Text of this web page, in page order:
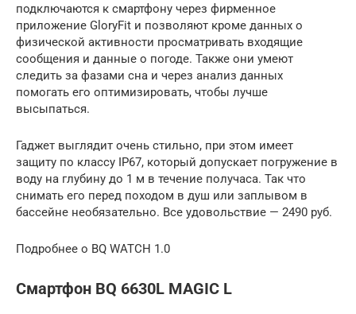
подключаются к смартфону через фирменное
приложение GloryFit и позволяют кроме данных о
физической активности просматривать входящие
сообщения и данные о погоде. Также они умеют
следить за фазами сна и через анализ данных
помогать его оптимизировать, чтобы лучше
высыпаться.
Гаджет выглядит очень стильно, при этом имеет
защиту по классу IP67, который допускает погружение в
воду на глубину до 1 м в течение получаса. Так что
снимать его перед походом в душ или заплывом в
бассейне необязательно. Все удовольствие — 2490 руб.
Подробнее о BQ WATCH 1.0
Смартфон BQ 6630L MAGIC L